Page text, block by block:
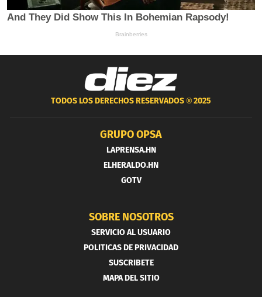
TODOS LOS DERECHOS RESERVADOS ®2025
GRUPO OPSA
LAPRENSA.HN
ELHERALDO.HN
GOTV
SOBRE NOSOTROS
SERVICIO AL USUARIO
POLITICAS DE PRIVACIDAD
SUSCRIBETE
MAPA DEL SITIO